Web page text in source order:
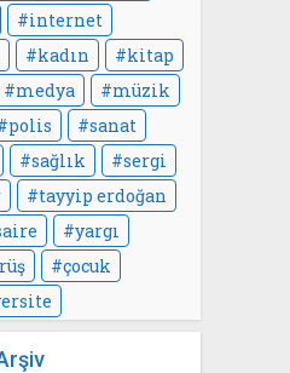
internet
kadın
kitap
medya
müzik
polis
sanat
sağlık
sergi
tayyip erdoğan
yargı
çocuk